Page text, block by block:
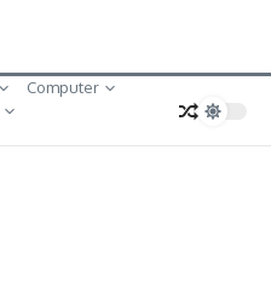
Computer